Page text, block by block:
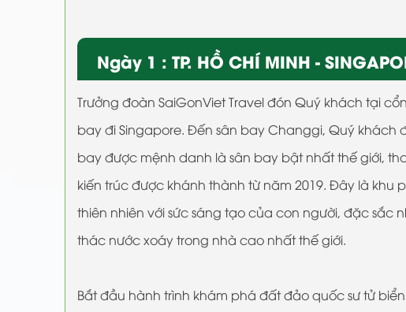
Ngày 1 : TP. HỒ CHÍ MINH -
Trưởng đoàn SaiGonViet Travel đón Quý khách tại
bay đi Singapore. Đến sân bay Changgi, Quý
bay được mệnh danh là sân bay bật nhất thế giới,
kiến trúc được khánh thành từ năm 2019. Đây là khu
thiên nhiên với sức sáng tạo của con người, đặc sắc
thác nước xoáy trong nhà cao nhất thế giới.
Bắt đầu hành trình khám phá đất đảo quốc sư tử